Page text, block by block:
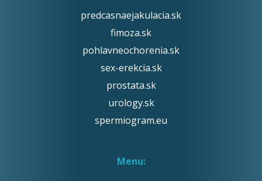
predcasnaejakulacia.sk
fimoza.sk
pohlavneochorenia.sk
sex-erekcia.sk
prostata.sk
urology.sk
spermiogram.eu
Menu: